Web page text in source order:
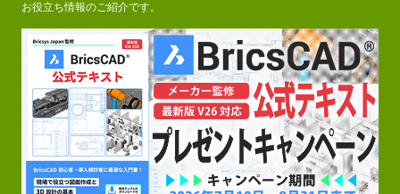
お役立ち情報のご紹介です。